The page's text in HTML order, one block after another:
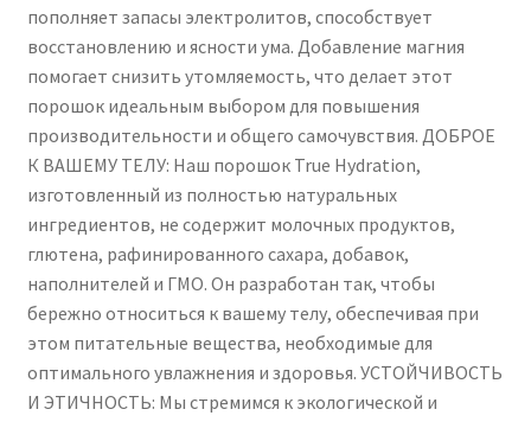
пополняет запасы электролитов, способствует
восстановлению и ясности ума. Добавление магния
помогает снизить утомляемость, что делает этот
порошок идеальным выбором для повышения
производительности и общего самочувствия. ДОБРОЕ
К ВАШЕМУ ТЕЛУ: Наш порошок True Hydration,
изготовленный из полностью натуральных
ингредиентов, не содержит молочных продуктов,
глютена, рафинированного сахара, добавок,
наполнителей и ГМО. Он разработан так, чтобы
бережно относиться к вашему телу, обеспечивая при
этом питательные вещества, необходимые для
оптимального увлажнения и здоровья. УСТОЙЧИВОСТЬ
И ЭТИЧНОСТЬ: Мы стремимся к экологической и